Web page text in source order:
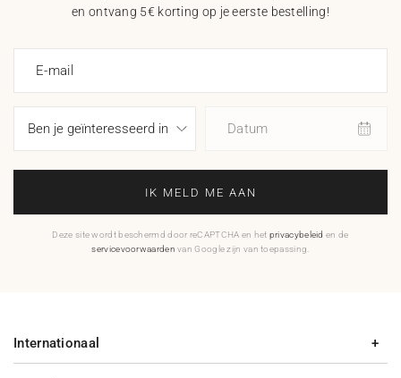
en ontvang 5€ korting op je eerste bestelling!
E-mail
Datum
IK MELD ME AAN
Deze site wordt beschermd door reCAPTCHA en het privacybeleid en de
servicevoorwaarden van Google zijn van toepassing.
Internationaal